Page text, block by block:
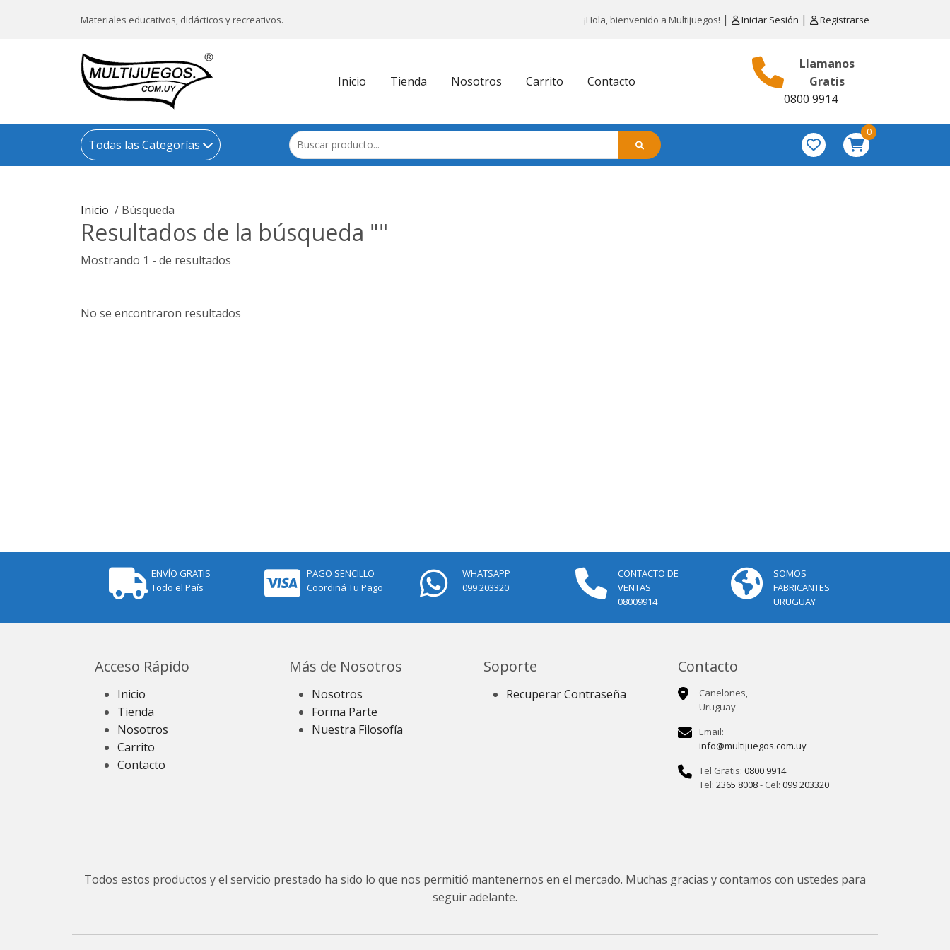
Materiales educativos, didácticos y recreativos. ¡Hola, bienvenido a Multijuegos! | Iniciar Sesión | Registrarse
Inicio Tienda Nosotros Carrito Contacto
Llamanos
Gratis
0800 9914
Todas las Categorías
0
Inicio / Búsqueda
Resultados de la búsqueda ""
Mostrando 1 - de resultados
No se encontraron resultados
ENVÍO GRATIS
Todo el País
PAGO SENCILLO
Coordiná Tu Pago
WHATSAPP
099 203320
CONTACTO DE
VENTAS
08009914
SOMOS
FABRICANTES
URUGUAY
Acceso Rápido
Inicio
Tienda
Nosotros
Carrito
Contacto
Más de Nosotros
Nosotros
Forma Parte
Nuestra Filosofía
Soporte
Recuperar Contraseña
Contacto
Canelones,
Uruguay
Email:
info@multijuegos.com.uy
Tel Gratis: 0800 9914
Tel: 2365 8008- Cel: 099 203320
Todos estos productos y el servicio prestado ha sido lo que nos permitió mantenernos en el mercado. Muchas gracias y contamos con ustedes para
seguir adelante.